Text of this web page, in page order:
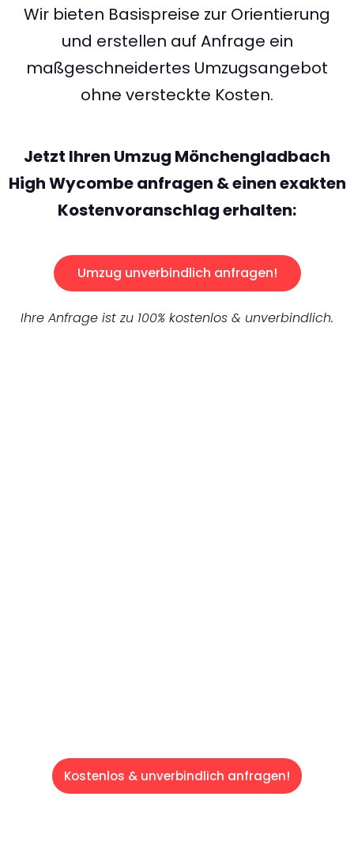
Wir bieten Basispreise zur Orientierung
und erstellen auf Anfrage ein
maßgeschneidertes Umzugsangebot
ohne versteckte Kosten.
Jetzt Ihren Umzug Mönchengladbach
High Wycombe anfragen & einen exakten
Kostenvoranschlag erhalten:
Umzug unverbindlich anfragen!
Ihre Anfrage ist zu 100% kostenlos & unverbindlich.
Kostenlos & unverbindlich anfragen!